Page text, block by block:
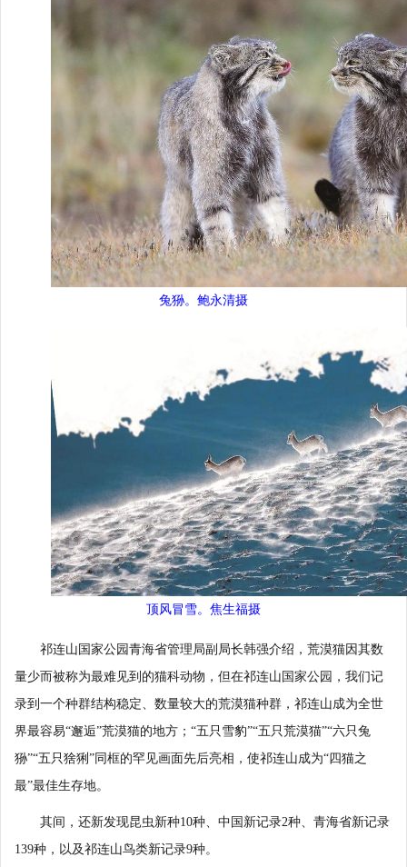
兔狲。鲍永清摄
顶风冒雪。焦生福摄
祁连山国家公园青海省管理局副局长韩强介绍，荒漠猫因其数
量少而被称为最难见到的猫科动物，但在祁连山国家公园，我们记
录到一个种群结构稳定、数量较大的荒漠猫种群，祁连山成为全世
界最容易“邂逅”荒漠猫的地方；“五只雪豹”“五只荒漠猫”“六只兔
狲”“五只猞猁”同框的罕见画面先后亮相，使祁连山成为“四猫之
最”最佳生存地。
其间，还新发现昆虫新种10种、中国新记录2种、青海省新记录
139种，以及祁连山鸟类新记录9种。